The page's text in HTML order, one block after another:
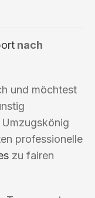
nach
und möchtest
professionelle
zu fairen